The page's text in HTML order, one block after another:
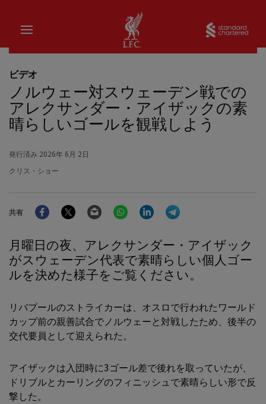
家
ビデオ
ノルウェー対スウェーデン戦での
アレクサンダー・アイザックの素
晴らしいゴールを観戦しよう
発行済み 2026年 6月 2日
クリス・ショー
共有
FacebookTwitter Email WhatsAppLinkedIn
月曜日の夜、アレクサンダー・アイザック
がスウェーデン代表で素晴らしい個人ゴー
ルを決めた様子をご覧ください。
リバプールのストライカーは、オスロで行われたワールド
カップ前の親善試合でノルウェーと対戦したため、後半の
交代要員として迎えられた。
アイザックは入団時に3ゴール差で後れを取っていたが、
ドリブルとカーリングのフィニッシュで素晴らしい形で反
撃した。